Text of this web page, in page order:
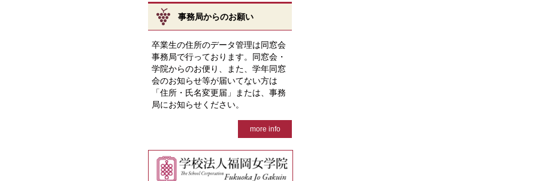
事務局からのお願い
卒業生の住所のデータ管理は同窓会
事務局で行っております。同窓会・
学院からのお便り、また、学年同窓
会のお知らせ等が届いてない方は
「住所・氏名変更届」または、事務
局にお知らせください。
more info